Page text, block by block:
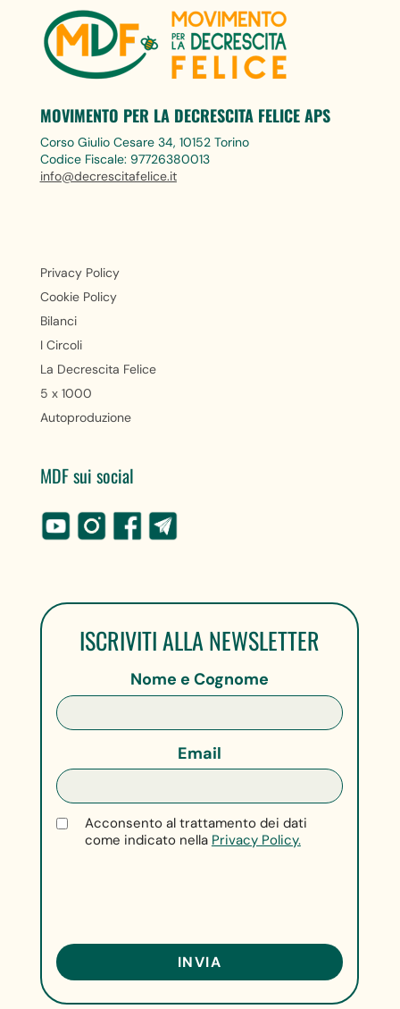
MOVIMENTO PER LA DECRESCITA FELICE APS
Corso Giulio Cesare 34, 10152 Torino
Codice Fiscale: 97726380013
info@decrescitafelice.it
Privacy Policy
Cookie Policy
Bilanci
I Circoli
La Decrescita Felice
5 x 1000
Autoproduzione
MDF sui social
ISCRIVITI ALLA NEWSLETTER
Nome e Cognome
Email
Acconsento al trattamento dei dati
come indicato nella Privacy Policy.